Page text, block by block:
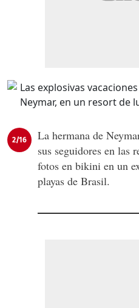
2/16
La hermana de
sus seguidores en las
fotos en bikini en un
playas de Brasil.